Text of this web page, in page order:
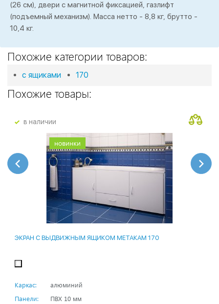
(26 см), двери с магнитной фиксацией, газлифт
(подъемный механизм). Масса нетто - 8,8 кг, брутто -
10,4 кг.
Похожие категории товаров:
с ящиками 170
Похожие товары:
в наличии
новинки
ЭКРАН С ВЫДВИЖНЫМ ЯЩИКОМ МЕТАКАМ 170
Каркас:
алюминий
Панели:
ПВХ 10 мм